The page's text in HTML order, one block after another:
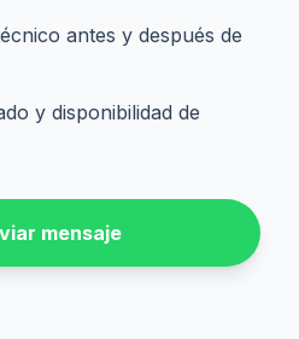
antes y después de
y disponibilidad de
mensaje